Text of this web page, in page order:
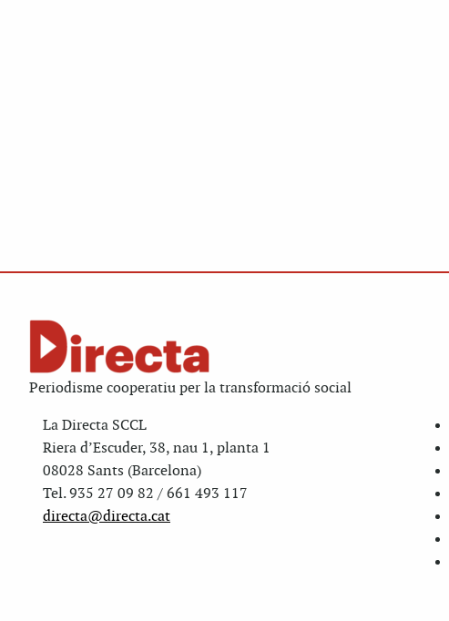
Periodisme cooperatiu per la transformació social
La Directa SCCL
Riera d’Escuder, 38, nau 1, planta 1
08028 Sants (Barcelona)
Tel. 935 27 09 82 / 661 493 117
directa@directa.cat